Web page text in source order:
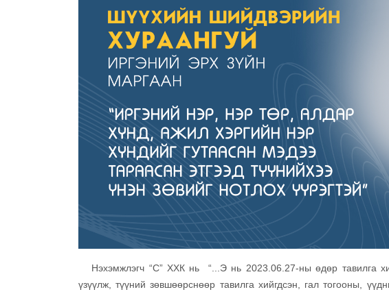
Нэхэмжлэгч “С” ХХК нь “...Э нь 2023.06.27-ны өдөр тавилга
үзүүлж, түүний зөвшөөрснөөр тавилга хийгдсэн, гал тогооны,